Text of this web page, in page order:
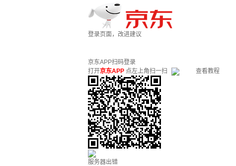
登录页面，改进建议
京东APP扫码登录
打开京东APP 点左上角扫一扫 查看教程
服务器出错